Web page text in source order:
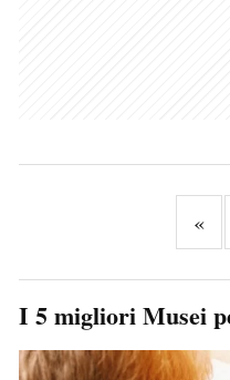
«
I 5 migliori Musei